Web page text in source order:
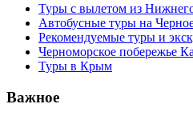
Туры с вылетом из
Автобусные туры на
Рекомендуемые туры и
Черноморское побережье
Туры в Крым
Важное